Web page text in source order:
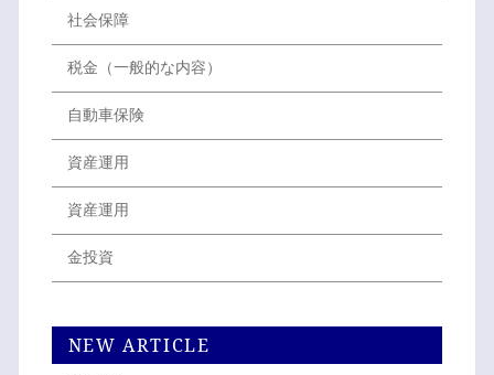
社会保障
税金（一般的な内容）
自動車保険
資産運用
資産運用
金投資
NEW ARTICLE